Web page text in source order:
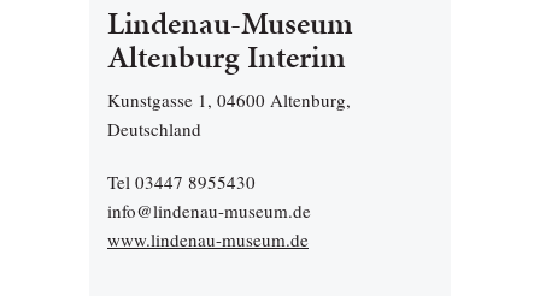
Lindenau-Museum
Altenburg Interim
Kunstgasse 1, 04600 Altenburg,
Deutschland
Tel 03447 8955430
info@lindenau-museum.de
www.lindenau-museum.de